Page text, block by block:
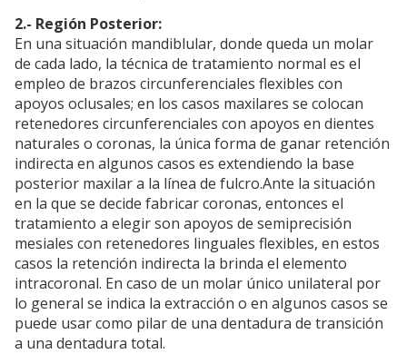
2.- Región Posterior:
En una situación mandiblular, donde queda un molar
de cada lado, la técnica de tratamiento normal es el
empleo de brazos circunferenciales flexibles con
apoyos oclusales; en los casos maxilares se colocan
retenedores circunferenciales con apoyos en dientes
naturales o coronas, la única forma de ganar retención
indirecta en algunos casos es extendiendo la base
posterior maxilar a la línea de fulcro.Ante la situación
en la que se decide fabricar coronas, entonces el
tratamiento a elegir son apoyos de semiprecisión
mesiales con retenedores linguales flexibles, en estos
casos la retención indirecta la brinda el elemento
intracoronal. En caso de un molar único unilateral por
lo general se indica la extracción o en algunos casos se
puede usar como pilar de una dentadura de transición
a una dentadura total.